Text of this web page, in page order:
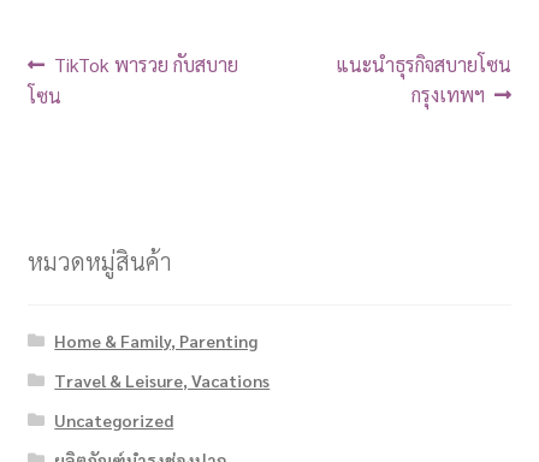
TikTok พารวย กับสบาย
โซน
แนะนำธุรกิจสบายโซน
กรุงเทพฯ
หมวดหมู่สินค้า
Home & Family, Parenting
Travel & Leisure, Vacations
Uncategorized